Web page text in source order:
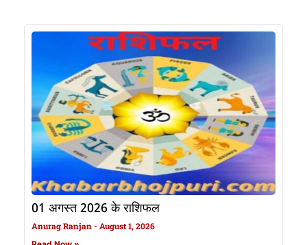
01 अगस्त 2026 के राशिफल
Anurag Ranjan August 1, 2026